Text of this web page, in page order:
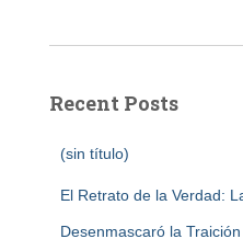
Recent Posts
(sin título)
El Retrato de la Verdad:
Desenmascaró la